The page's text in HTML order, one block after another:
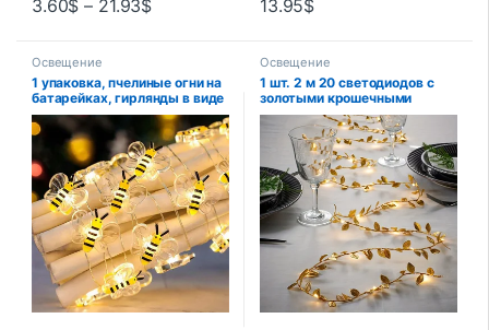
3.60$ – 21.93$ 13.95$
Освещение
1 упаковка, пчелиные огни на
батарейках, гирлянды в виде
пчел для спальни, растений,
патио, вечеринки, свадьбы,
Рождества, декоративные
гирлянды
Освещение
1 шт. 2 м 20 светодиодов с
золотыми крошечными
листьями, сказочный свет на
батарейках, светодиодные
гирлянды из медной
проволоки для свадьбы,
дома, вечеринки, сделай сам,
рождественский декор